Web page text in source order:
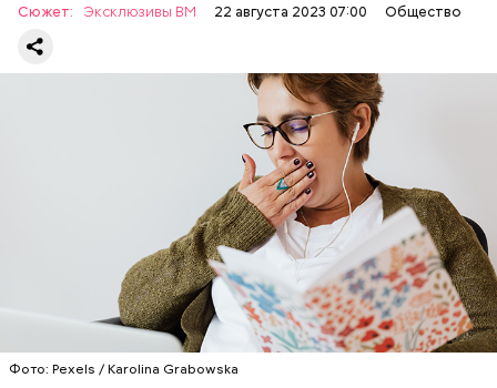
Сюжет: Эксклюзивы ВМ 22 августа 2023 07:00 Общество
Фото: Pexels / Karolina Grabowska
беременным, кормящим женщинам;